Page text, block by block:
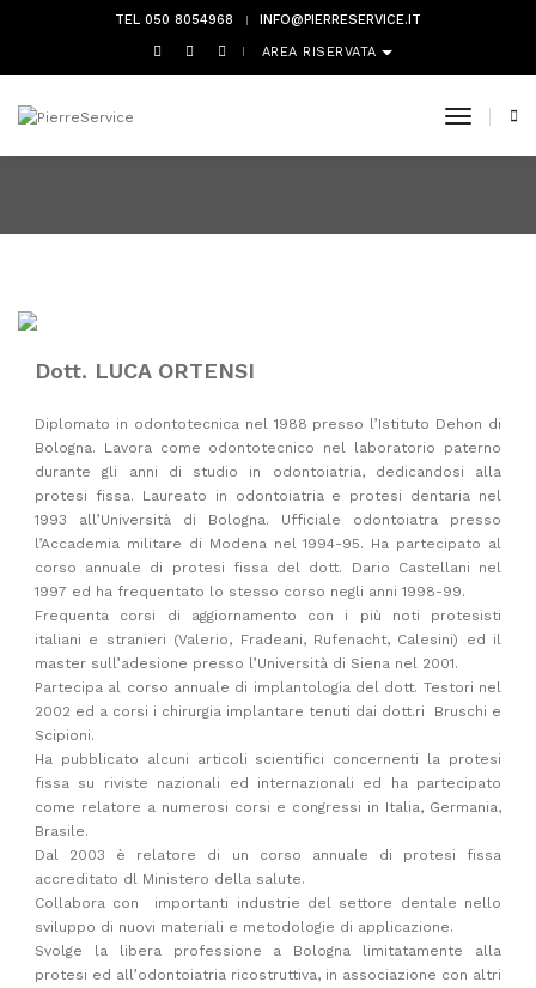
TEL 050 8054968 INFO@PIERRESERVICE.IT
AREA RISERVATA
toggle
DOTT. LUCA ORTENSI
Dott. LUCA ORTENSI
Diplomato in odontotecnica nel 1988 presso l’Istituto Dehon di
Bologna. Lavora come odontotecnico nel laboratorio paterno
durante gli anni di studio in odontoiatria, dedicandosi alla
protesi fissa. Laureato in odontoiatria e protesi dentaria nel
1993 all’Università di Bologna. Ufficiale odontoiatra presso
l’Accademia militare di Modena nel 1994-95. Ha partecipato al
corso annuale di protesi fissa del dott. Dario Castellani nel
1997 ed ha frequentato lo stesso corso negli anni 1998-99.
Frequenta corsi di aggiornamento con i più noti protesisti
italiani e stranieri (Valerio, Fradeani, Rufenacht, Calesini) ed il
master sull’adesione presso l’Università di Siena nel 2001.
Partecipa al corso annuale di implantologia del dott. Testori nel
2002 ed a corsi i chirurgia implantare tenuti dai dott.ri Bruschi e
Scipioni.
Ha pubblicato alcuni articoli scientifici concernenti la protesi
fissa su riviste nazionali ed internazionali ed ha partecipato
come relatore a numerosi corsi e congressi in Italia, Germania,
Brasile.
Dal 2003 è relatore di un corso annuale di protesi fissa
accreditato dl Ministero della salute.
Collabora con importanti industrie del settore dentale nello
sviluppo di nuovi materiali e metodologie di applicazione.
Svolge la libera professione a Bologna limitatamente alla
protesi ed all’odontoiatria ricostruttiva, in associazione con altri